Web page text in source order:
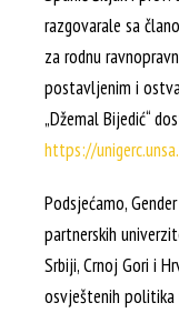
razgovarale sa
za rodnu
postavljenim i
„Džemal Bijedić“
https://
Podsjećamo,
partnerskih
Srbiji, Crnoj Gori i
osvještenih politika